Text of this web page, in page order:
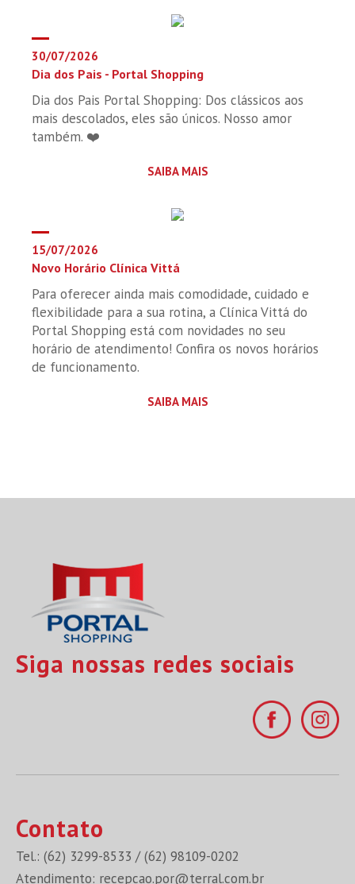
30/07/2026
Dia dos Pais - Portal Shopping
Dia dos Pais Portal Shopping: Dos clássicos aos
mais descolados, eles são únicos. Nosso amor
também. ❤️
SAIBA MAIS
15/07/2026
Novo Horário Clínica Vittá
Para oferecer ainda mais comodidade, cuidado e
flexibilidade para a sua rotina, a Clínica Vittá do
Portal Shopping está com novidades no seu
horário de atendimento! Confira os novos horários
de funcionamento.
SAIBA MAIS
Siga nossas redes sociais
Contato
Tel.: (62) 3299-8533 / (62) 98109-0202
Atendimento: recepcao.por@terral.com.br